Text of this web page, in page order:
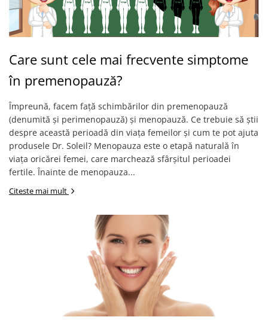
Care sunt cele mai frecvente simptome
în premenopauză?
Împreună, facem față schimbărilor din premenopauză
(denumită și perimenopauză) și menopauză. Ce trebuie să știi
despre această perioadă din viața femeilor și cum te pot ajuta
produsele Dr. Soleil? Menopauza este o etapă naturală în
viața oricărei femei, care marchează sfârșitul perioadei
fertile. Înainte de menopauza...
Citeste mai mult